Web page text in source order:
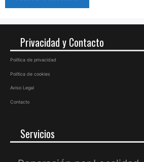
Privacidad y Contacto
Política de privacidad
Política de cookies
Aviso Legal
Contacto
Servicios